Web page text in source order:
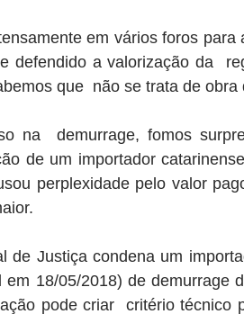
em vários foros para
defendido a valorização da
que  não se trata de obra
na  demurrage, fomos
de um importador
perplexidade pelo valor
de Justiça condena um
18/05/2018) de demurrage
pode criar  critério técnico